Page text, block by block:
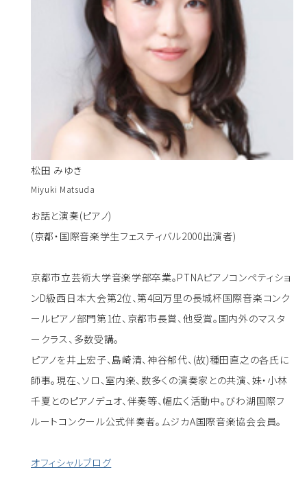
松田 みゆき
Miyuki Matsuda
お話と演奏(ピアノ)
(京都・国際音楽学生フェスティバル2000出演者)
京都市立芸術大学音楽学部卒業。PTNAピアノコンペティショ
ンD級西日本大会第2位、第4回万里の長城杯国際音楽コンク
ールピアノ部門第1位、京都市長賞、他受賞。国内外のマスタ
ークラス、多数受講。
ピアノを井上宏子、島崎清、神谷郁代、(故)種田直之の各氏に
師事。現在、ソロ、室内楽、数多くの演奏家との共演、妹・小林
千夏とのピアノデュオ、伴奏等、幅広く活動中。びわ湖国際フ
ルートコンクール公式伴奏者。ムジカA国際音楽協会会員。
オフィシャルブログ